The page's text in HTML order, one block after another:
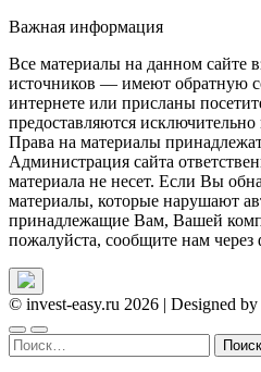
Важная информация
Все материалы на данном сайте
источников — имеют обратную
интернете или присланы
предоставляются
Права на материалы
Администрация сайта
материала не несет. Если Вы
материалы, которые нарушают
принадлежащие Вам, Вашей
пожалуйста, сообщите нам через
© invest-easy.ru 2026 | Designed by
Найти: